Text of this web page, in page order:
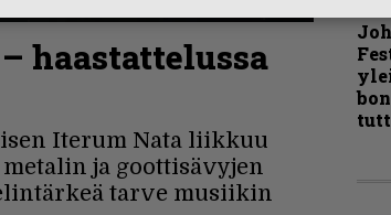
haastattelussa
Iterum Nata liikkuu
ja goottisävyjen
tarve musiikin